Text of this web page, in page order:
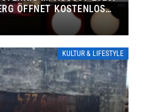
ÖFFNET KOSTENLOS
KULTUR & LIFESTYLE